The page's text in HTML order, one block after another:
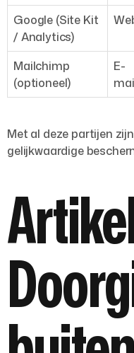
Google (Site Kit
/ Analytics)
Mailchimp
(optioneel)
E-
Met al deze partijen zijn
gelijkwaardige